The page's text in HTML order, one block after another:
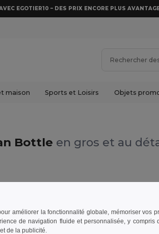
EGOTIER10 – DES PRIX ENCORE PLUS
maison Sports et Loisirs Objets
Bottle en gros et au
améliorer la fonctionnalité globale, mémoriser vos
de navigation fluide et personnalisée, y compris
de la publicité.